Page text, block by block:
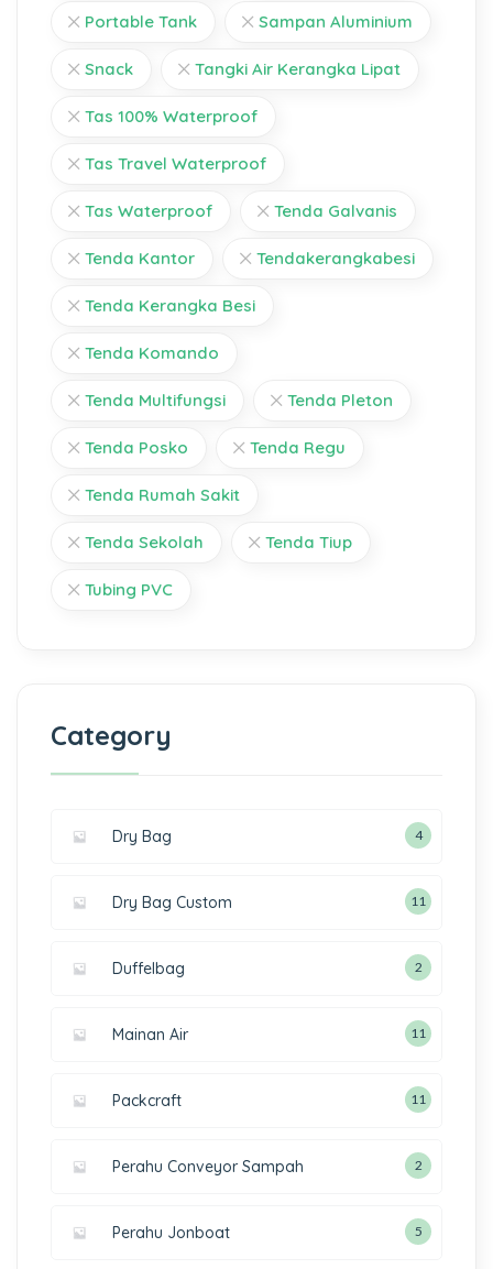
Portable Tank Sampan Aluminium
Snack Tangki Air Kerangka Lipat
Tas 100% Waterproof
Tas Travel Waterproof
Tas Waterproof Tenda Galvanis
Tenda Kantor Tendakerangkabesi
Tenda Kerangka Besi
Tenda Komando
Tenda Multifungsi Tenda Pleton
Tenda Posko Tenda Regu
Tenda Rumah Sakit
Tenda Sekolah Tenda Tiup
Tubing PVC
Category
Dry Bag 4
Dry Bag Custom 11
Duffelbag 2
Mainan Air 11
Packcraft 11
Perahu Conveyor Sampah 2
Perahu Jonboat 5